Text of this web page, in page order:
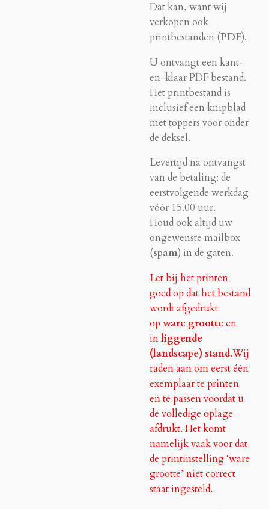
Dat kan, want wij
verkopen ook
printbestanden (PDF).
U ontvangt een kant-
en-klaar PDF bestand.
Het printbestand is
inclusief een knipblad
met toppers voor onder
de deksel.
Levertijd na ontvangst
van de betaling: de
eerstvolgende werkdag
vóór 15.00 uur.
Houd ook altijd uw
ongewenste mailbox
(spam) in de gaten.
Let bij het printen
goed op dat het bestand
wordt afgedrukt
op ware grootteen
inliggende
(landscape) stand.Wij
raden aan om eerst één
exemplaar te printen
en te passen voordat u
de volledige oplage
afdrukt. Het komt
namelijk vaak voor dat
de printinstelling ‘ware
grootte’ niet correct
staat ingesteld.